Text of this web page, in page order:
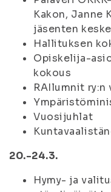
Kakon, Janne
jäsenten
Hallituksen
Opiskelija-
kokous
RAIlumnit ry:n
Vuosijuhlat
20.-24.3.
Hymy- ja